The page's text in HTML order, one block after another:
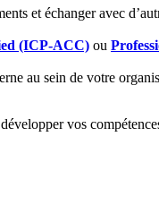
et échanger avec
(ICP-ACC) ou
au sein de votre
vos